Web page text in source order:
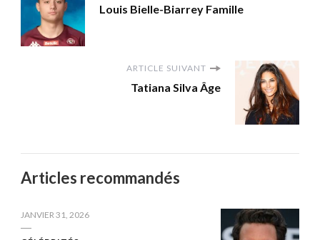
Louis Bielle-Biarrey Famille
ARTICLE SUIVANT
Tatiana Silva Âge
Articles recommandés
JANVIER 31, 2026